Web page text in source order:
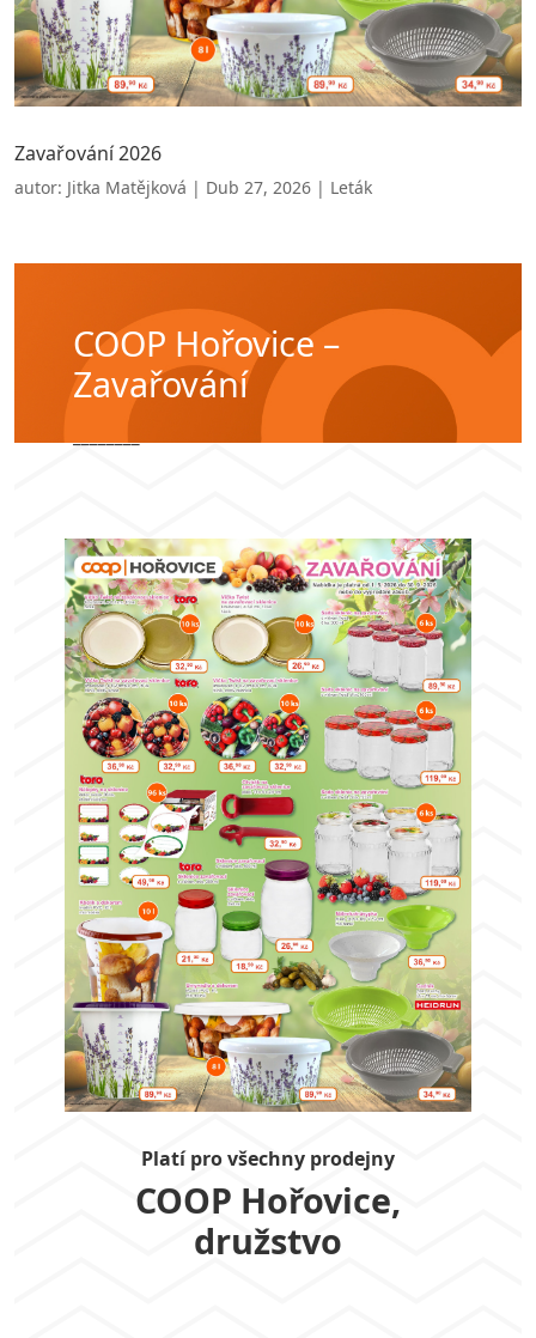
Zavařování 2026
autor: Jitka Matějková | Dub 27, 2026 | Leták
COOP Hořovice –
Zavařování
Platí pro všechny prodejny
COOP Hořovice,
družstvo